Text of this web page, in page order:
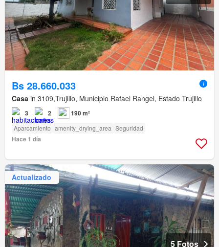
Bs 28.660.033
Casa in 3109,Trujillo, Municipio Rafael Rangel, Estado Trujillo
3 2 190 m²
Aparcamiento amenity_drying_area Seguridad
Hace 1 día
Actualizado
5 Fotos